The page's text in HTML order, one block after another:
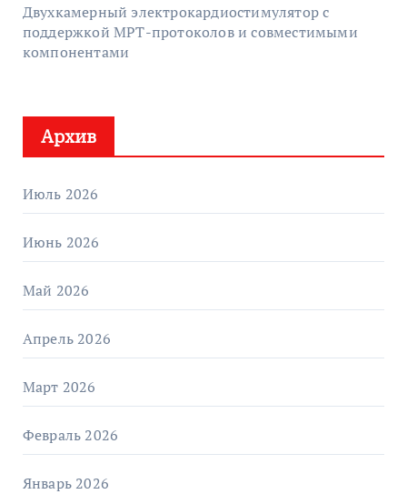
Двухкамерный электрокардиостимулятор с
поддержкой МРТ-протоколов и совместимыми
компонентами
Архив
Июль 2026
Июнь 2026
Май 2026
Апрель 2026
Март 2026
Февраль 2026
Январь 2026